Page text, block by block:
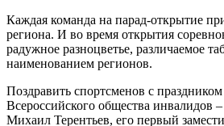
Каждая команда на парад-­открытие
региона. И во время открытия
радужное разноцветье, различаемое
наименованием регионов.
Поздравить спортсменов с
Всероссийского общества инвалидов
Михаил Терентьев, его первый